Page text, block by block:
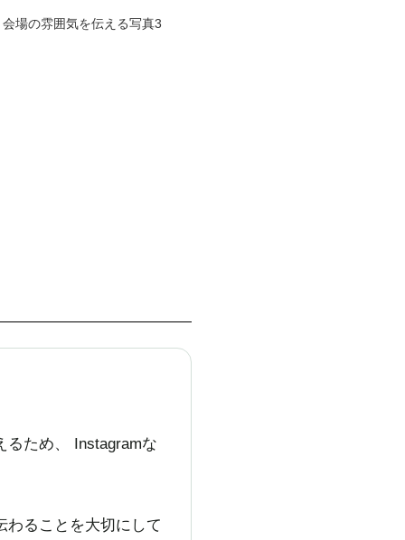
るため、 Instagramな
わることを大切にして